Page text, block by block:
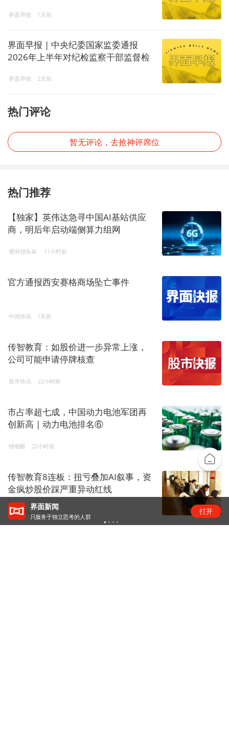
公司立案调查
界面早报 1天前
界面早报 | 中央纪委国家监委通报
2026年上半年对纪检监察干部监督检
果升至全球第二
界面早报 2天前
热门评论
暂无评论，去抢神评席位
热门推荐
【独家】英伟达急寻中国AI基站供应
商，明后年启动端侧算力组网
硬科技头条 11小时前
官方通报西安赛格商场坠亡事件
中国快讯 1天前
传智教育：如股价进一步异常上涨，
公司可能申请停牌核查
股市快讯 22小时前
市占率超七成，中国动力电池军团再
创新高 | 动力电池排名⑥
锂电圈 22小时前
传智教育8连板：扭亏叠加AI叙事，资
金疯炒股价踩严重异动红线
资本风云 1天前
界面新闻
只服务于独立思考的人群
打开